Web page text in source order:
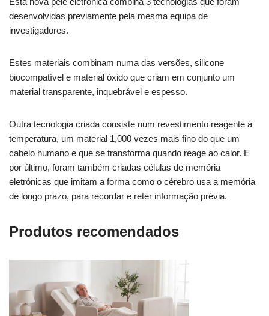
desenvolvidas previamente pela mesma equipa de
investigadores.
Estes materiais combinam numa das versões, silicone
biocompatível e material óxido que criam em conjunto um
material transparente, inquebrável e espesso.
Outra tecnologia criada consiste num revestimento reagente à
temperatura, um material 1,000 vezes mais fino do que um
cabelo humano e que se transforma quando reage ao calor. E
por último, foram também criadas células de memória
eletrónicas que imitam a forma como o cérebro usa a memória
de longo prazo, para recordar e reter informação prévia.
Produtos recomendados